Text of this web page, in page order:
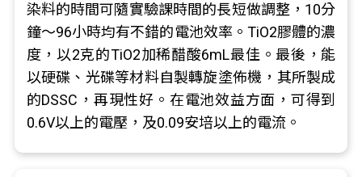
染料的時間可隨實驗課時間的長短做調整，10分
鐘～96小時均有不錯的電池效率。TiO2膠體的濃
度，以2克的TiO2加稀醋酸6mL最佳。最後，能
以硬碟、光碟等材料自製轉旋塗佈機，其所製成
的DSSC，再現性好。在電池效益方面，可得到
0.6V以上的電壓，及0.09安培以上的電流。